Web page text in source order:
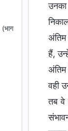
(भाग
हैं,
वही
तब वे